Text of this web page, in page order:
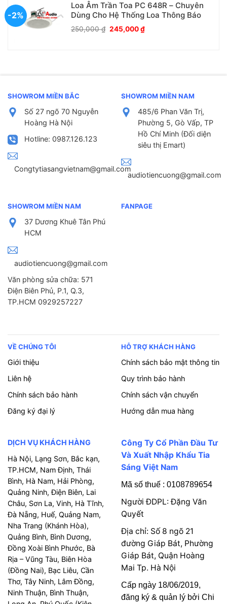
-2%
Loa Âm Trần Toa PC 648R – Chuyên
Dùng Cho Hệ Thống Loa Thông Báo
250,000₫ Giá
245,000₫Giá
hiện
SHOWROM MIỀN BẮC
Số 27 ngõ 70 Nguyễn
Hoàng Hà Nội
Hotline: 0987.126.123
Congtytiasangvietnam@gmail.com
SHOWROM MIỀN NAM
485/6 Phan Văn Trị,
Phường 5, Gò Vấp, TP
Hồ Chí Minh (Đối diện
siêu thị Emart)
audiotiencuong@gmail.com
SHOWROM MIỀN NAM
37 Dương Khuê Tân Phú
HCM
audiotiencuong@gmail.com
Văn phòng sửa chữa: 571
Điện Biên Phủ, P.1, Q.3,
TP.HCM 0929257227
FANPAGE
VỀ CHÚNG TÔI
Giới thiệu
Liên hệ
Chính sách bảo hành
Đăng ký đại lý
HỖ TRỢ KHÁCH HÀNG
Chính sách bảo mật thông tin
Quy trình bảo hành
Chính sách vận chuyển
Hướng dẫn mua hàng
DỊCH VỤ KHÁCH HÀNG
Hà Nội, Lạng Sơn, Bắc kạn,
TP.HCM, Nam Định, Thái
Bình, Hà Nam, Hải Phòng,
Quảng Ninh, Điện Biên, Lai
Châu, Sơn La, Vinh, Hà Tĩnh,
Đà Nẵng, Huế, Quảng Nam,
Nha Trang (Khánh Hòa),
Quảng Bình, Bình Dương,
Đồng Xoài Bình Phước, Bà
Rịa – Vũng Tàu, Biên Hòa
(Đồng Nai), Bạc Liêu, Cần
Thơ, Tây Ninh, Lâm Đồng,
Ninh Thuận, Bình Thuận,
Công Ty Cổ Phần Đầu Tư
Và Xuất Nhập Khẩu Tia
Sáng Việt Nam
Mã số thuế : 0108789654
Người ĐDPL: Đặng Văn
Quyết
Địa chỉ: Số 8 ngõ 21
đường Giáp Bát, Phường
Giáp Bát, Quận Hoàng
Mai Tp. Hà Nội
Cấp ngày 18/06/2019,
đăng ký & quản lý bởi Chi